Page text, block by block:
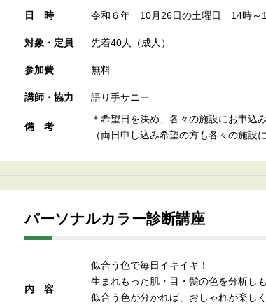
日時
令和６年 10月26日の土曜日 14時～
対象・定員 先着40人（成人）
参加費 無料
講師・協力 語り手サニー
備考
＊希望日を決め、各々の施設にお申込み
（両日申し込み希望の方も各々の施設
パーソナルカラー診断講座
内容
似合う色で毎日イキイキ！
生まれもった肌・目・髪の色を分析し
似合う色が分かれば、おしゃれが楽し